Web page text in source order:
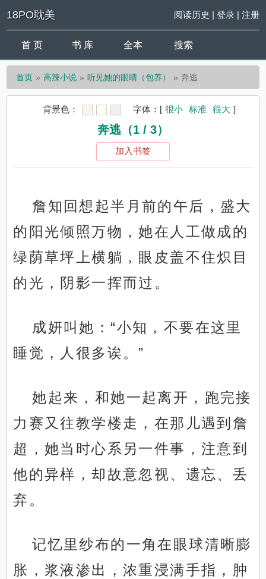
18PO耽美 阅读历史 | 登录| 注册
首 页 书 库 全本 搜索
首页 高辣小说 听见她的眼睛（包养） 奔逃
背景色： 字体： [ 很小 标准 很大 ]
奔逃（1 / 3）
加入书签
詹知回想起半月前的午后，盛大
的阳光倾照万物，她在人工做成的
绿荫草坪上横躺，眼皮盖不住炽目
的光，阴影一挥而过。
成妍叫她：“小知，不要在这里
睡觉，人很多诶。”
她起来，和她一起离开，跑完接
力赛又往教学楼走，在那儿遇到詹
超，她当时心系另一件事，注意到
他的异样，却故意忽视、遗忘、丢
弃。
记忆里纱布的一角在眼球清晰膨
胀，浆液渗出，浓重浸满手指，肿